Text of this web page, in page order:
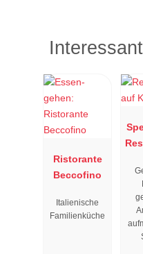
Ristorante
Beccofino
Italienische
Familienküche